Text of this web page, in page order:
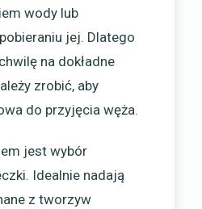
wody lub
jej. Dlatego
na dokładne
zrobić, aby
do przyjęcia węża.
jest wybór
Idealnie nadają
z tworzyw